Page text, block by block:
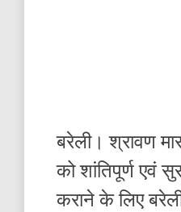
बरेली। श्रावण
को शांतिपूर्ण एवं
कराने के लिए